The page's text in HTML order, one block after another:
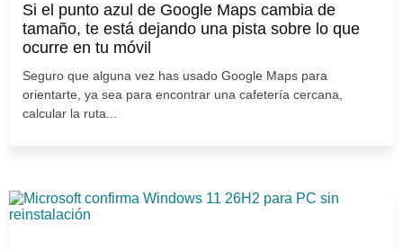
Si el punto azul de Google Maps cambia de
tamaño, te está dejando una pista sobre lo que
ocurre en tu móvil
Seguro que alguna vez has usado Google Maps para
orientarte, ya sea para encontrar una cafetería cercana,
calcular la ruta...